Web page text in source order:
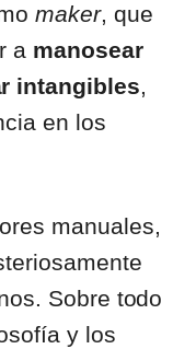
maker, que
a manosear
intangibles,
en los
manuales,
Sobre todo
y los